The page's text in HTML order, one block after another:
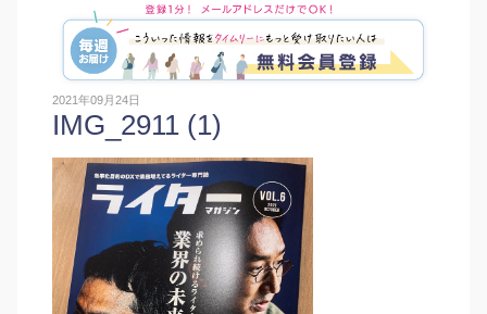
2021年09月24日
IMG_2911 (1)